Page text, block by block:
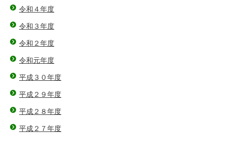
令和４年度
令和３年度
令和２年度
令和元年度
平成３０年度
平成２９年度
平成２８年度
平成２７年度